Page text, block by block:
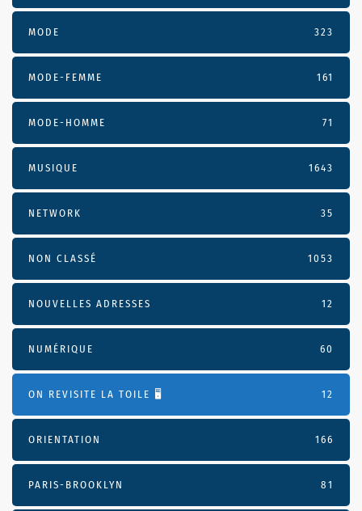
MODE 323
MODE-FEMME 161
MODE-HOMME 71
MUSIQUE 1643
NETWORK 35
NON CLASSÉ 1053
NOUVELLES ADRESSES 12
NUMÉRIQUE 60
ON REVISITE LA TOILE 🖥️ 12
ORIENTATION 166
PARIS-BROOKLYN 81